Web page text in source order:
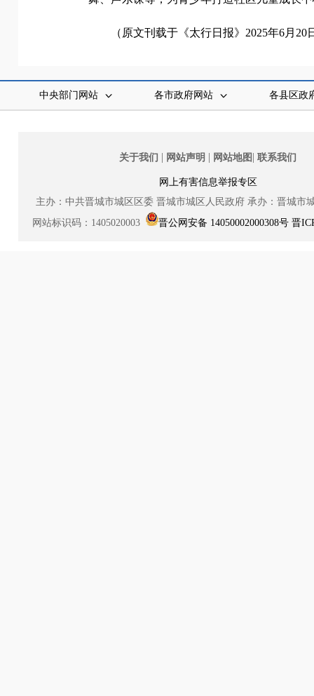
（原文刊载于《太行日报》2025年6月20
中央部门网站 各市政府网站 各县区政
关于我们 | 网站声明 | 网站地图 | 联系我们
网上有害信息举报专区
主办：中共晋城市城区区委 晋城市城区人民政府 承办：晋城市
网站标识码：1405020003
晋公网安备 14050002000308号 晋